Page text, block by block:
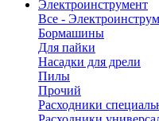
Электроинструмент
Все -
Бормашины
Для пайки
Насадки для дрели
Пилы
Прочий
Расходники